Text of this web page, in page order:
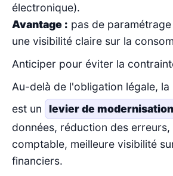
électronique).
Avantage : pas de
une visibilité claire sur la
Anticiper pour éviter la
Au-delà de l'obligation légale,
est un
levier de modernisation
données, réduction des
comptable, meilleure visibilité
financiers.